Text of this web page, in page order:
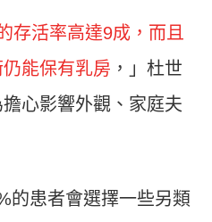
存活率高達9成，而且
能保有乳房 ，」杜世
心影響外觀、家庭夫
的患者會選擇一些另類